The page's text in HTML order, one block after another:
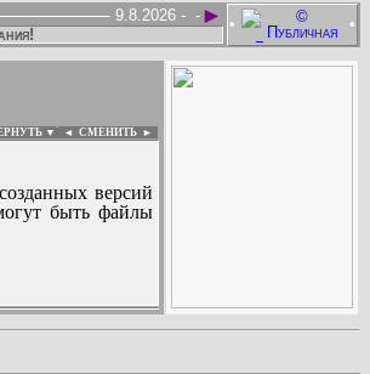
• •
►
-
9.8.2026 -
▼ ◄ СМЕНИТЬ ►
версий
быть файлы
: